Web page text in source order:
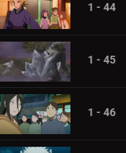
1 - 44
1 - 45
1 - 46